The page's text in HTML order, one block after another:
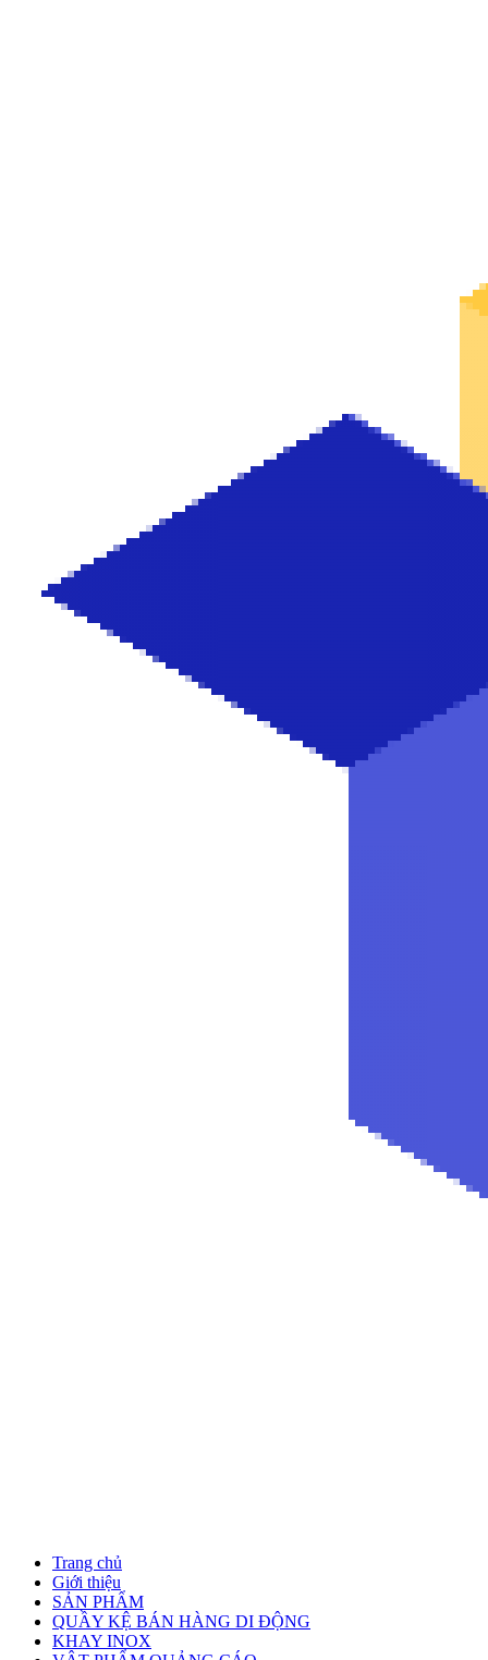
Trang chủ
Giới thiệu
SẢN PHẨM
QUẦY KỆ BÁN HÀNG DI ĐỘNG
KHAY INOX